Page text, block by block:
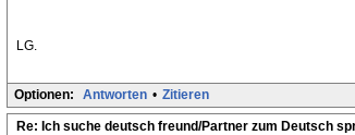
LG.
Optionen: Antworten • Zitieren
Re: Ich suche deutsch freund/Partner zum Deutsch